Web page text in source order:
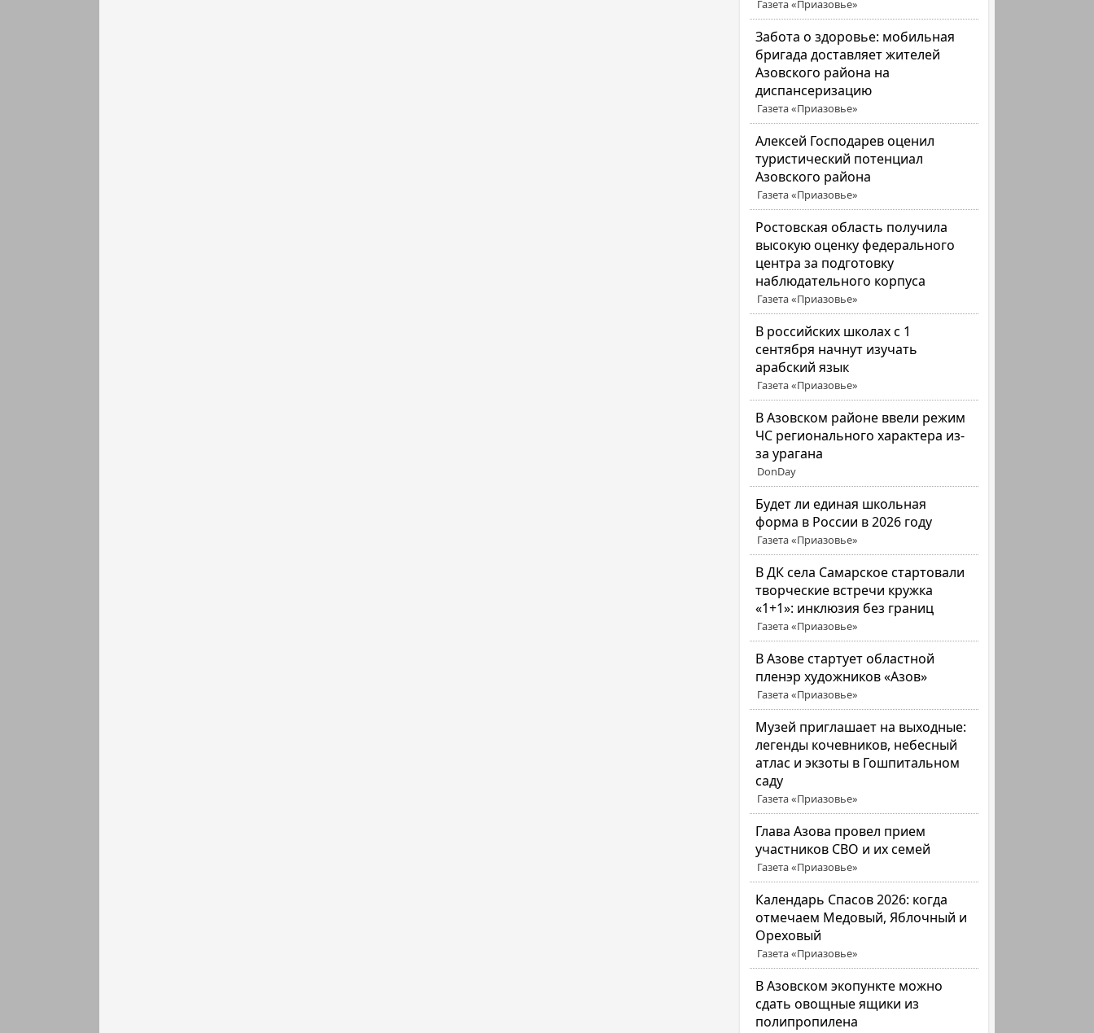
Газета «Приазовье»
Забота о здоровье: мобильная
бригада доставляет жителей
Азовского района на
диспансеризацию
Газета «Приазовье»
Алексей Господарев оценил
туристический потенциал
Азовского района
Газета «Приазовье»
Ростовская область получила
высокую оценку федерального
центра за подготовку
наблюдательного корпуса
Газета «Приазовье»
В российских школах с 1
сентября начнут изучать
арабский язык
Газета «Приазовье»
В Азовском районе ввели режим
ЧС регионального характера из-
за урагана
DonDay
Будет ли единая школьная
форма в России в 2026 году
Газета «Приазовье»
В ДК села Самарское стартовали
творческие встречи кружка
«1+1»: инклюзия без границ
Газета «Приазовье»
В Азове стартует областной
пленэр художников «Азов»
Газета «Приазовье»
Музей приглашает на выходные:
легенды кочевников, небесный
атлас и экзоты в Гошпитальном
саду
Газета «Приазовье»
Глава Азова провел прием
участников СВО и их семей
Газета «Приазовье»
Календарь Спасов 2026: когда
отмечаем Медовый, Яблочный и
Ореховый
Газета «Приазовье»
В Азовском экопункте можно
сдать овощные ящики из
полипропилена